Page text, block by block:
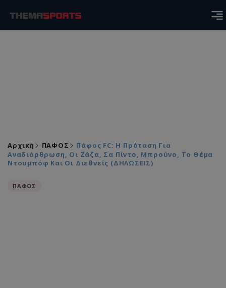
Αρχική ΠΑΦΟΣ
Πάφος FC: Η Πρόταση Για
Αναδιάρθρωση, Οι Ζάζα, Σα Πίντο, Μπρούνο, Το Θέμα
Ντουμπόφ Και Οι Διεθνείς (ΔΗΛΩΣΕΙΣ)
ΠΑΦΟΣ